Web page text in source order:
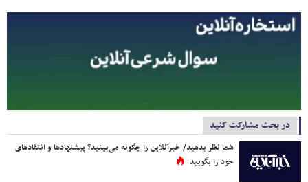
در بحث مشارکت کنید
شما نظر بدهید/ خبرآنلاین را چگونه می‌بینید؟ پیشنهادها و انتقادهای
خود را بگویید